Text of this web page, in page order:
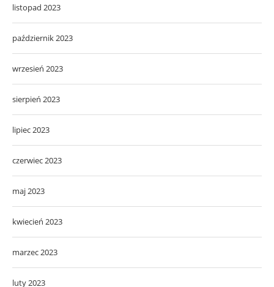
listopad 2023
październik 2023
wrzesień 2023
sierpień 2023
lipiec 2023
czerwiec 2023
maj 2023
kwiecień 2023
marzec 2023
luty 2023